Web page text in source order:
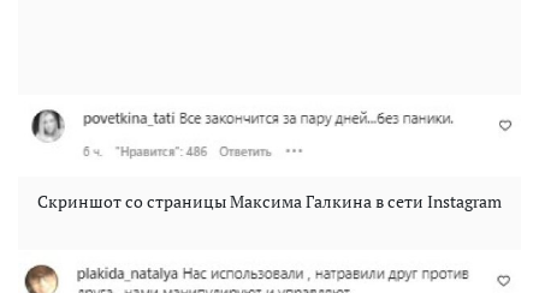
Скриншот со страницы Максима Галкина в сети Instagram